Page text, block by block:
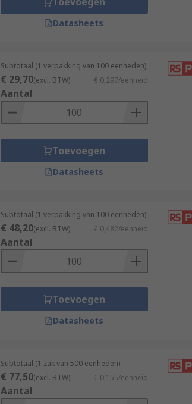
Datasheets
Subtotaal (1 verpakking van 100 eenheden)
€ 29,70(excl. BTW) € 0,297/eenheid
Aantal
Toevoegen
Datasheets
Subtotaal (1 verpakking van 100 eenheden)
€ 48,20(excl. BTW) € 0,482/eenheid
Aantal
Toevoegen
Datasheets
Subtotaal (1 zak van 500 eenheden)
€ 77,50(excl. BTW) € 0,155/eenheid
Aantal